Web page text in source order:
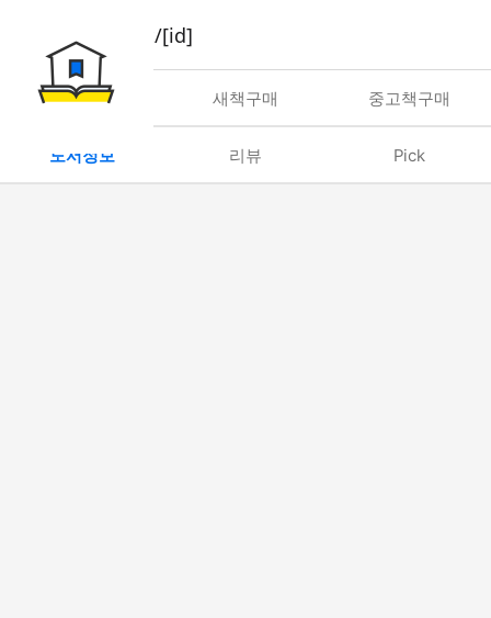
book/rent/[id]
대여 새책구매 중고책구매
도서정보 리뷰 Pick